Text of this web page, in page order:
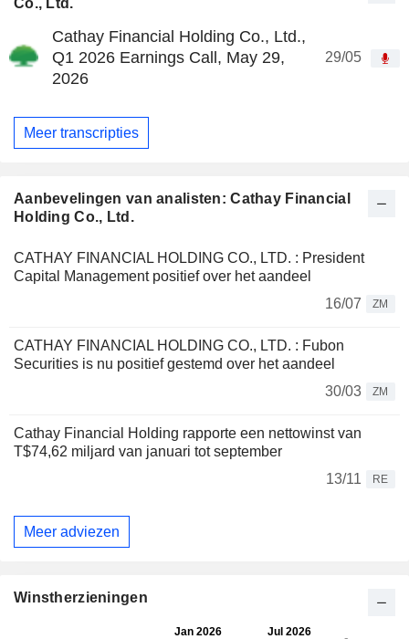
Co., Ltd.
Cathay Financial Holding Co., Ltd.,
Q1 2026 Earnings Call, May 29,
2026
29/05
Meer transcripties
Aanbevelingen van analisten: Cathay Financial
Holding Co., Ltd.
CATHAY FINANCIAL HOLDING CO., LTD. : President
Capital Management positief over het aandeel
16/07
ZM
CATHAY FINANCIAL HOLDING CO., LTD. : Fubon
Securities is nu positief gestemd over het aandeel
30/03
ZM
Cathay Financial Holding rapporte een nettowinst van
T$74,62 miljard van januari tot september
13/11
RE
Meer adviezen
Winstherzieningen